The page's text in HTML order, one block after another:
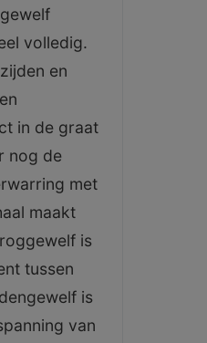
volledig.
en
in de graat
nog de
met
maakt
is
tussen
is
van